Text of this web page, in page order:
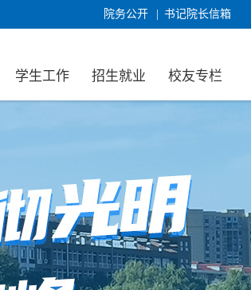
院务公开 书记院长信箱
学生工作 招生就业 校友专栏